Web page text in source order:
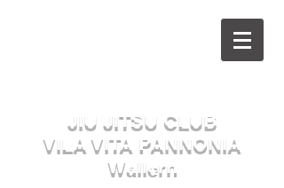
JIU JITSU CLUB
VILA VITA PANNONIA
Wallern